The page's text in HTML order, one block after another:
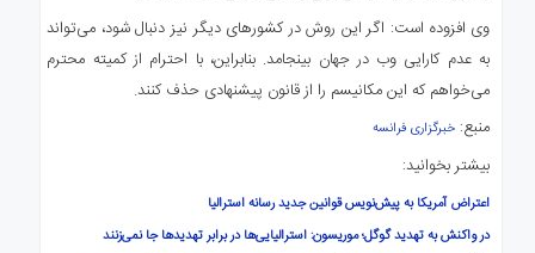
وی افزوده است: اگر این روش در کشورهای دیگر نیز دنبال شود، می‌تواند
به عدم کارایی وب در جهان بینجامد. بنابراین، با احترام از کمیته محترم
می‌خواهم که این مکانیسم را از قانون پیشنهادی حذف کنند.
منبع: خبرگزاری فرانسه
بیشتر بخوانید:
اعتراض آمریکا به پیش‌نویس قوانین جدید رسانه استرالیا
در واکنش به تهدید گوگل؛ موریسون: استرالیایی‌ها در برابر تهدیدها جا نمی‌زنند